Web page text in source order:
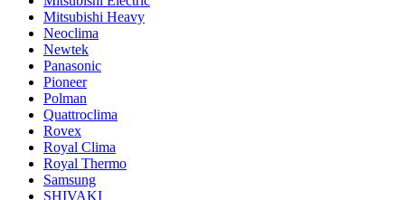
Mitsubishi Heavy
Neoclima
Newtek
Panasonic
Pioneer
Polman
Quattroclima
Rovex
Royal Clima
Royal Thermo
Samsung
SHIVAKI